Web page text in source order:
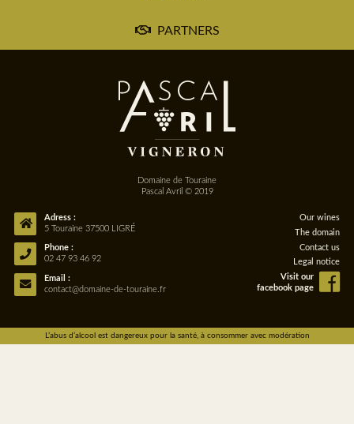
PARTNERS
Adress :
5 Touraine 37500 LIGRÉ
Phone :
02 47 93 46 92
Email :
contact@domaine-de-touraine.fr
Domaine de Touraine
Pascal Avril © 2019
Our wines
The domain
Contact us
Legal notice
Visit our
facebook page
L’abus d’alcool est dangereux pour la santé, à consommer avec modération